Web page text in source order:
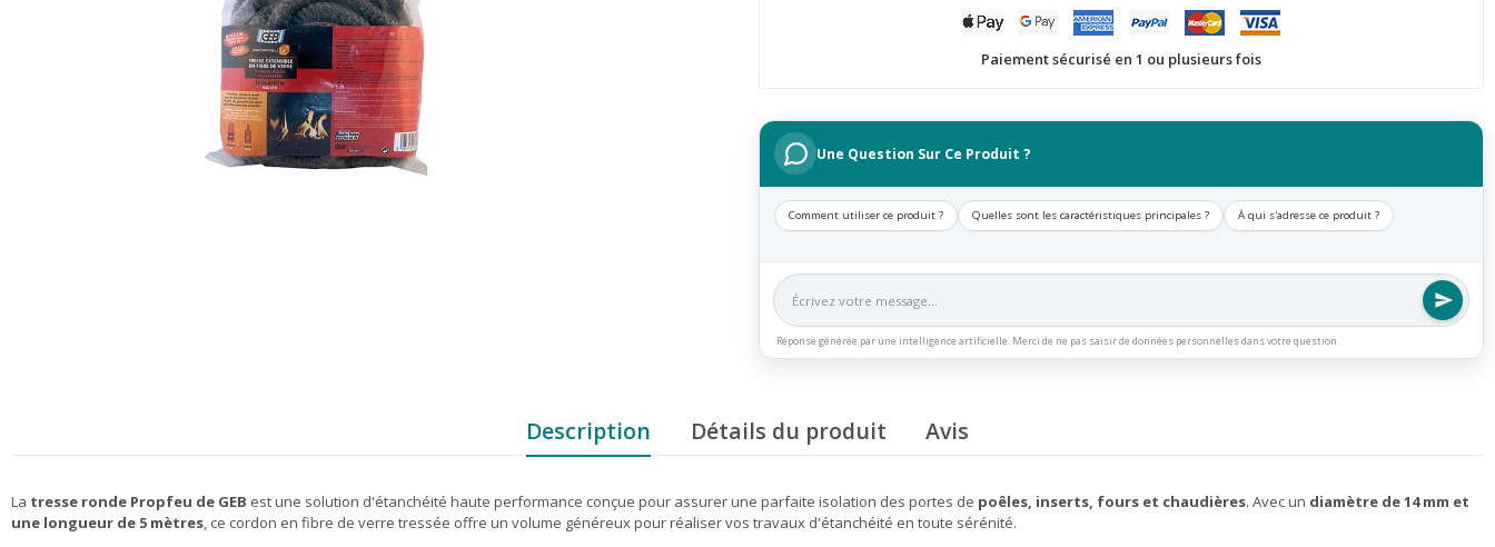
Paiement sécurisé en 1 ou plusieurs fois
Une Question Sur Ce Produit ?
Comment utiliser ce produit ? Quelles sont les caractéristiques principales ? À qui s'adresse ce produit ?
Réponse générée par une intelligence artificielle. Merci de ne pas saisir de données personnelles dans votre question.
Description Détails du produit Avis
La tresse ronde Propfeu de GEB est une solution d'étanchéité haute performance conçue pour assurer une parfaite isolation des portes de poêles, inserts, fours et chaudières. Avec un diamètre de 14 mm et
une longueur de 5 mètres, ce cordon en fibre de verre tressée offre un volume généreux pour réaliser vos travaux d'étanchéité en toute sérénité.